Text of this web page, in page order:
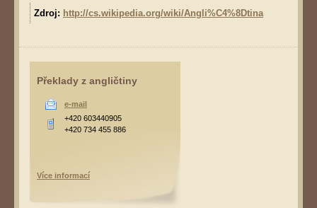
Zdroj: http://cs.wikipedia.org/wiki/Angli%C4%8Dtina
Překlady z angličtiny
e-mail
+420 603440905
+420 734 455 886
Více informací